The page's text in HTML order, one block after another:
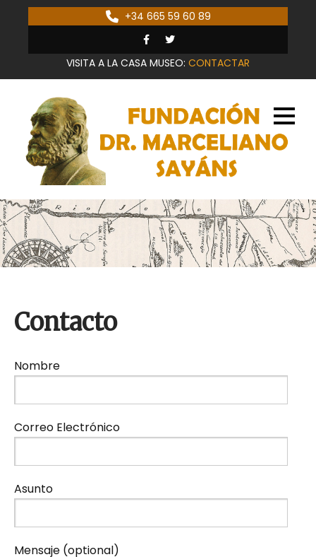
+34 665 59 60 89
VISITA A LA CASA MUSEO: CONTACTAR
Contacto
Nombre
Correo Electrónico
Asunto
Mensaje (optional)